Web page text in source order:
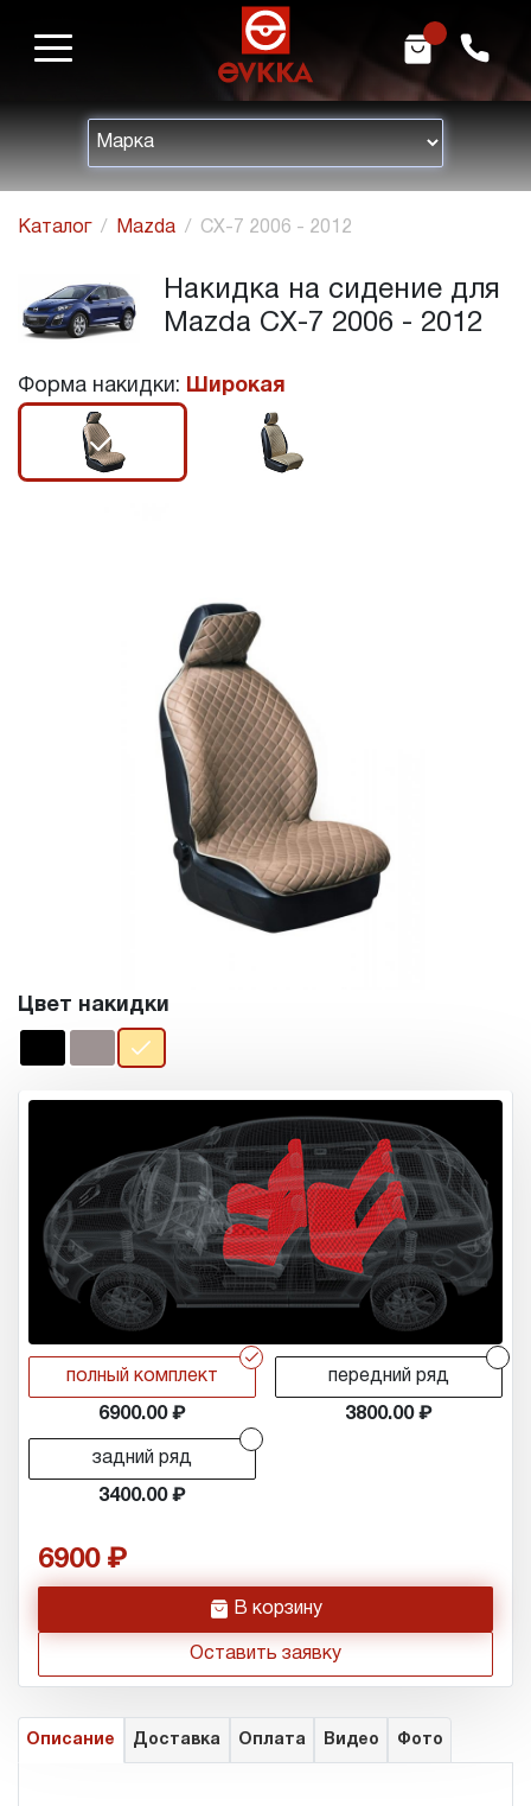
h m
Каталог Mazda CX-7 2006 - 2012
Накидка на сидение для
Mazda CX-7 2006 - 2012
Форма накидки: Широкая
r
Цвет накидки
r
полный комплект
6900.00
передний ряд
3800.00
задний ряд
3400.00
6900
h В корзину
Оставить заявку
Описание Доставка Оплата Видео Фото